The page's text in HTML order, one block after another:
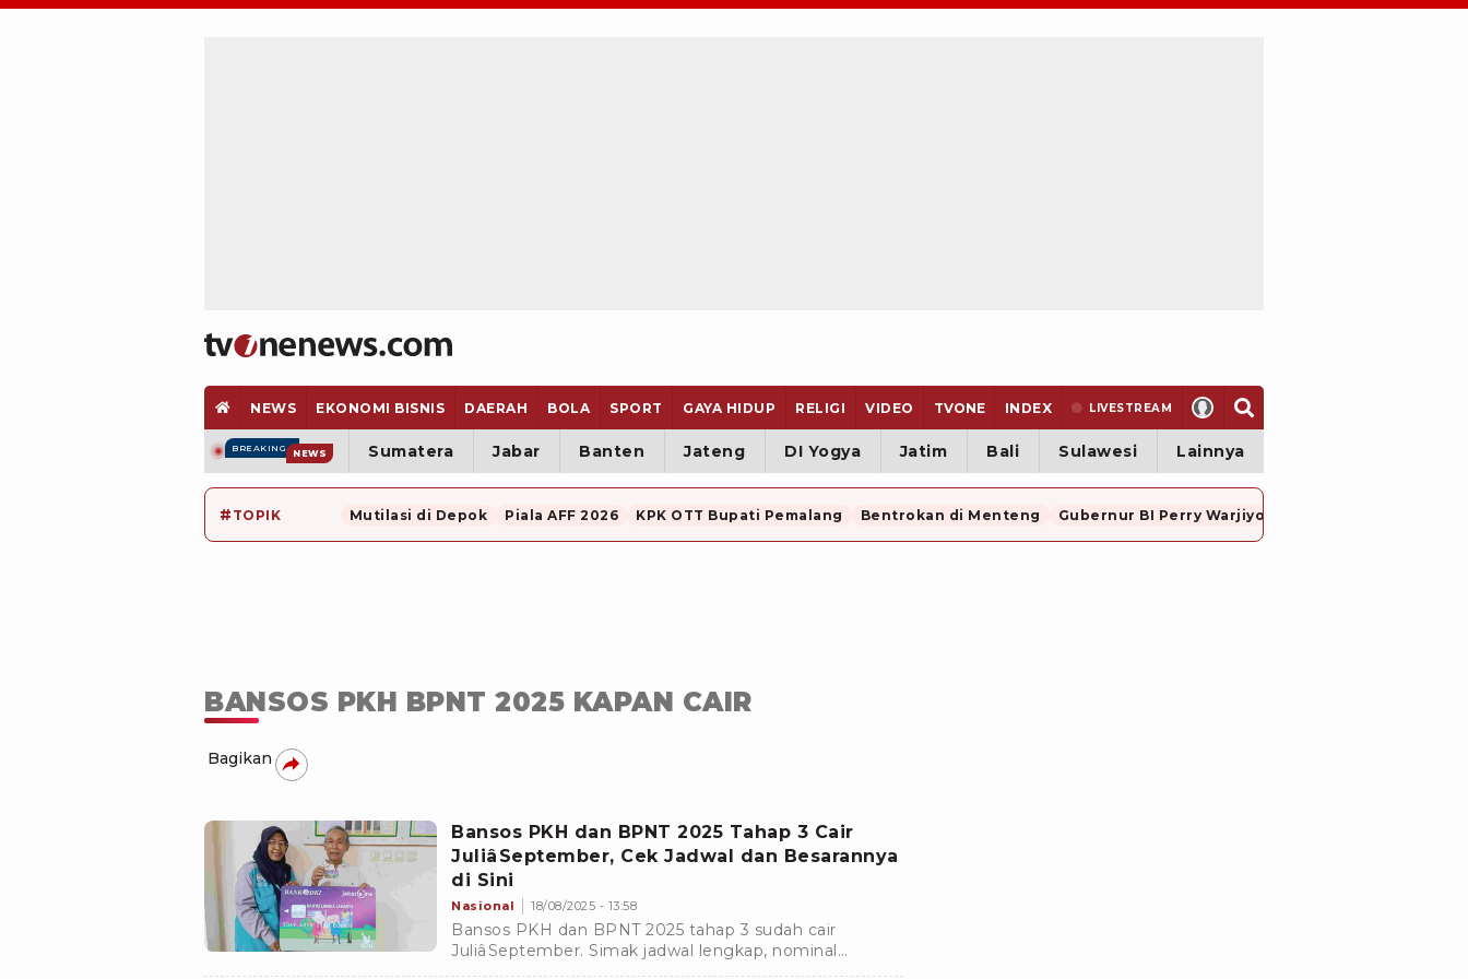
NEWS EKONOMI BISNIS DAERAH BOLA SPORT GAYA HIDUP RELIGI VIDEO TVONE INDEX LIVESTREAM
BREAKING NEWS Sumatera Jabar Banten Jateng DI Yogya Jatim Bali Sulawesi Lainnya
# TOPIK Mutilasi di Depok Piala AFF 2026 KPK OTT Bupati Pemalang Bentrokan di Menteng Gubernur BI Perry Warjiyo Mundur
BANSOS PKH BPNT 2025 KAPAN CAIR
Bagikan
Bansos PKH dan BPNT 2025 Tahap 3 Cair
JuliâSeptember, Cek Jadwal dan Besarannya
di Sini
Nasional 18/08/2025 - 13:58
Bansos PKH dan BPNT 2025 tahap 3 sudah cair
JuliâSeptember. Simak jadwal lengkap, nominal
bantuan, dan cara cek penerima bansos online di sini.